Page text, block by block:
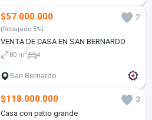
$57.000.000 2
(Rebajado 5%)
VENTA DE CASA EN SAN BERNARDO
80 m2 4
San Bernardo
$118.000.000
3
Casa con patio grande